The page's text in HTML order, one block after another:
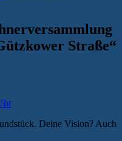
Straße“
Deine Vision? Auch